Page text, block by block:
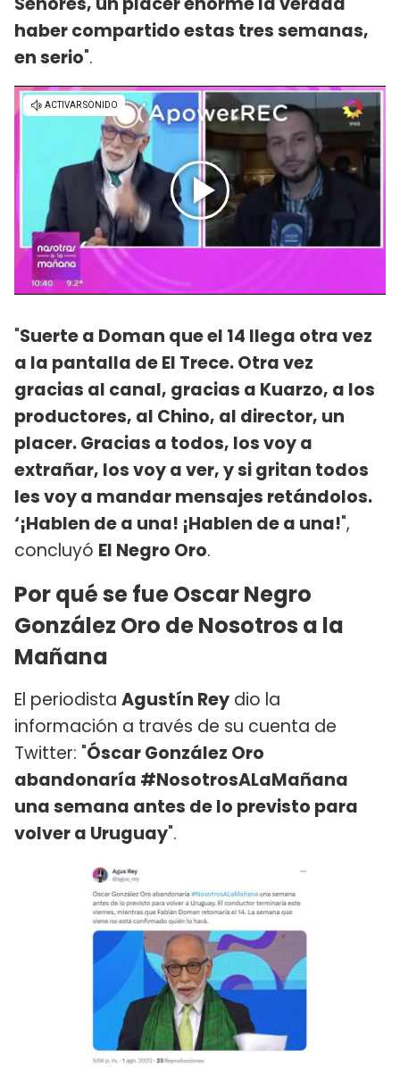
haber compartido estas tres semanas,
en serio".
"Suerte a Doman que el 14 llega otra vez
a la pantalla de El Trece. Otra vez
gracias al canal, gracias a Kuarzo, a los
productores, al Chino, al director, un
placer. Gracias a todos, los voy a
extrañar, los voy a ver, y si gritan todos
les voy a mandar mensajes retándolos.
‘¡Hablen de a una! ¡Hablen de a una!",
concluyó El Negro Oro.
Por qué se fue Oscar Negro
González Oro de Nosotros a la
Mañana
El periodista Agustín Rey dio la
información a través de su cuenta de
Twitter: "Óscar González Oro
abandonaría #NosotrosALaMañana
una semana antes de lo previsto para
volver a Uruguay".